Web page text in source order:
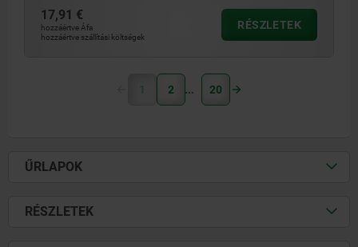
17,91 €
hozzáértve Áfa
hozzáértve szállítási költségek
RÉSZLETEK
1 2 20
ŰRLAPOK
RÉSZLETEK